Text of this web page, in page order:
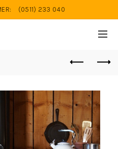
(0511) 233 040